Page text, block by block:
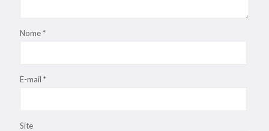
Nome*
E-mail *
Site